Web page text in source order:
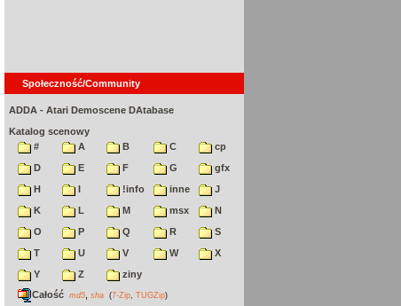
Społeczność/Community
ADDA - Atari Demoscene DAtabase
Katalog scenowy
#
A B C
cp
D
E F G
gfx
H
I !info inne
J
K
L M msx
N
O
P Q R
S
T
U V W
X
Y
Z
ziny
Całość md5 sha (7-Zip TUGZip)